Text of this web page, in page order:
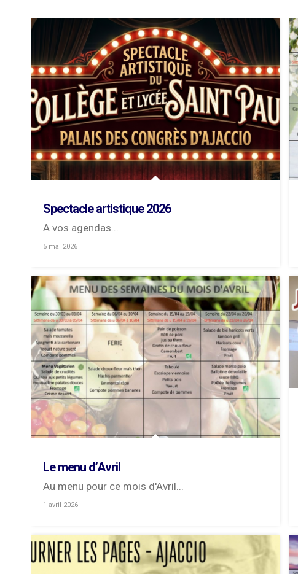
Spectacle artistique 2026
A vos agendas...
5 mai 2026
Le menu d’Avril
Au menu pour ce mois d'Avril...
1 avril 2026